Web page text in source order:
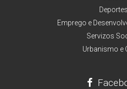
Deportes
Emprego e
Servizos
Urbanismo e